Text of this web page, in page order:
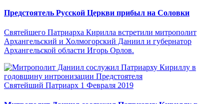
Предстоятель Русской Церкви прибыл на Соловки
Святейшего Патриарха Кирилла встретили митрополит
Архангельский и Холмогорский Даниил и губернатор
Архангельской области Игорь Орлов.
Святейший Патриарх 1 Февраля 2019